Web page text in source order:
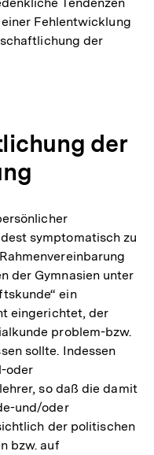
Fehlentwicklung
der
der
symptomatisch zu
der Gymnasien unter
ein
eingerichtet, der
problem-bzw.
sollte. Indessen
oder
so daß die damit
und/oder
der politischen
bzw. auf